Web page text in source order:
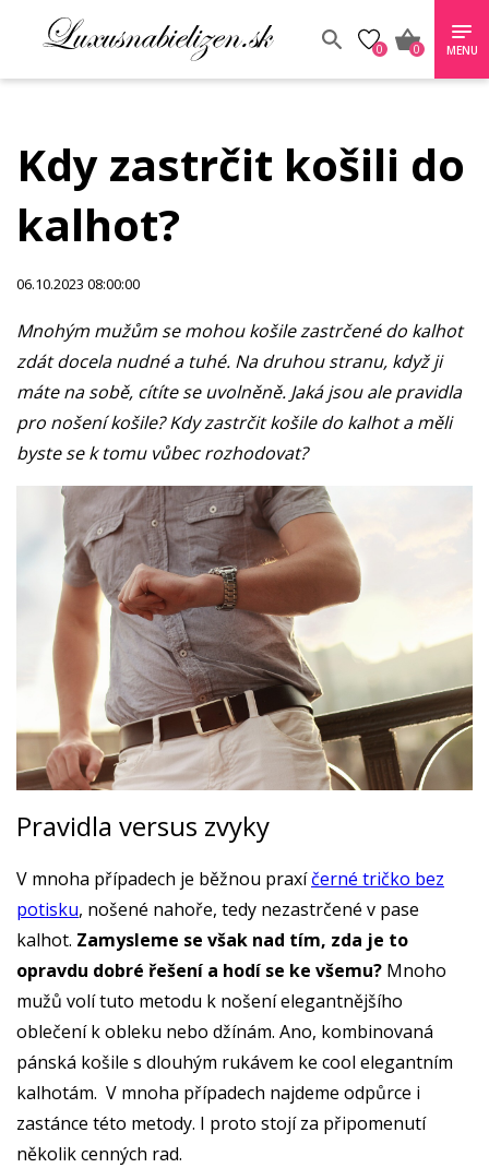
0 0 MENU
Kdy zastrčit košili do
kalhot?
06.10.2023 08:00:00
Mnohým mužům se mohou košile zastrčené do kalhot
zdát docela nudné a tuhé. Na druhou stranu, když ji
máte na sobě, cítíte se uvolněně. Jaká jsou ale pravidla
pro nošení košile? Kdy zastrčit košile do kalhot a měli
byste se k tomu vůbec rozhodovat?
Pravidla versus zvyky
V mnoha případech je běžnou praxíčerné tričko bez
potisku, nošené nahoře, tedy nezastrčené v pase
kalhot. Zamysleme se však nad tím, zda je to
opravdu dobré řešení a hodí se ke všemu? Mnoho
mužů volí tuto metodu k nošení elegantnějšího
oblečení k obleku nebo džínám. Ano, kombinovaná
pánská košile s dlouhým rukávem ke cool elegantním
kalhotám. V mnoha případech najdeme odpůrce i
zastánce této metody. I proto stojí za připomenutí
několik cenných rad.